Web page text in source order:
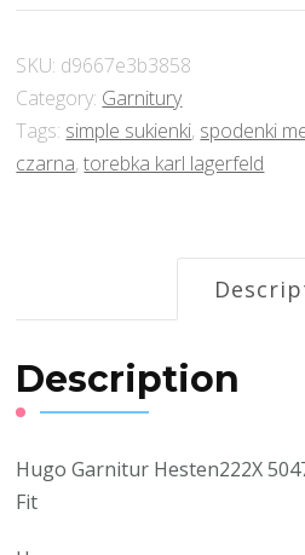
SKU: d9667e3b3858
Category: Garnitury
Tags: simple sukienki, spodenki
czarna,torebka karl lagerfeld
Description
Hugo Garnitur Hesten222X
Fit